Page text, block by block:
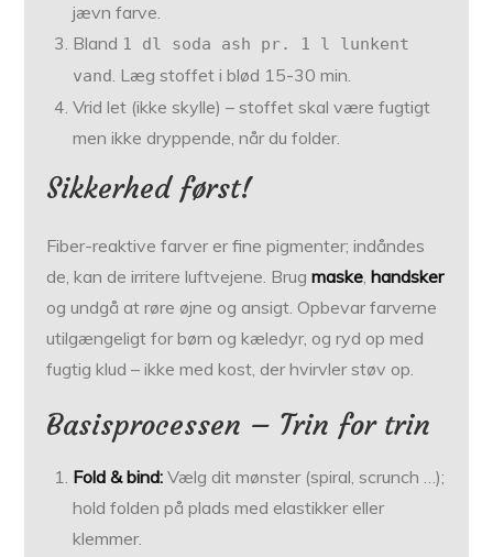
jævn farve.
Bland 1 dl soda ash pr. 1 l lunkent
vand. Læg stoffet i blød 15-30 min.
Vrid let (ikke skylle) – stoffet skal være fugtigt
men ikke dryppende, når du folder.
Sikkerhed først!
Fiber-reaktive farver er fine pigmenter; indåndes
de, kan de irritere luftvejene. Brugmaske,handsker
og undgå at røre øjne og ansigt. Opbevar farverne
utilgængeligt for børn og kæledyr, og ryd op med
fugtig klud – ikke med kost, der hvirvler støv op.
Basisprocessen – Trin for trin
Fold & bind: Vælg dit mønster (spiral, scrunch …);
hold folden på plads med elastikker eller
klemmer.